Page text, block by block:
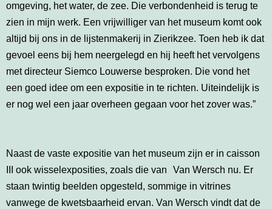
omgeving, het water, de zee. Die verbondenheid is terug te
zien in mijn werk. Een vrijwilliger van het museum komt ook
altijd bij ons in de lijstenmakerij in Zierikzee. Toen heb ik dat
gevoel eens bij hem neergelegd en hij heeft het vervolgens
met directeur Siemco Louwerse besproken. Die vond het
een goed idee om een expositie in te richten. Uiteindelijk is
er nog wel een jaar overheen gegaan voor het zover was.”
Naast de vaste expositie van het museum zijn er in caisson
III ook wisselexposities, zoals die van Van Wersch nu. Er
staan twintig beelden opgesteld, sommige in vitrines
vanwege de kwetsbaarheid ervan. Van Wersch vindt dat de